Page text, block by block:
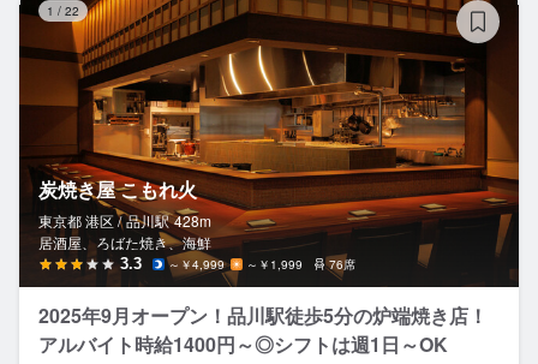
1 / 22
炭焼き屋 こもれ火
東京都 港区 / 品川駅 428m
居酒屋、ろばた焼き、海鮮
3.3 ～￥4,999 ～￥1,999 76席
2025年9月オープン！品川駅徒歩5分の炉端焼き店！
アルバイト時給1400円～◎シフトは週1日～OK